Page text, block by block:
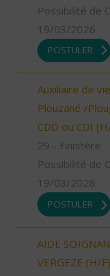
Possibilité de
19/03/2026
POSTULER
Auxiliaire de
Plouzané /
CDD ou CDI
29 - Finistère
Possibilité de
19/03/2026
POSTULER
AIDE
VERGEZE (H/F)